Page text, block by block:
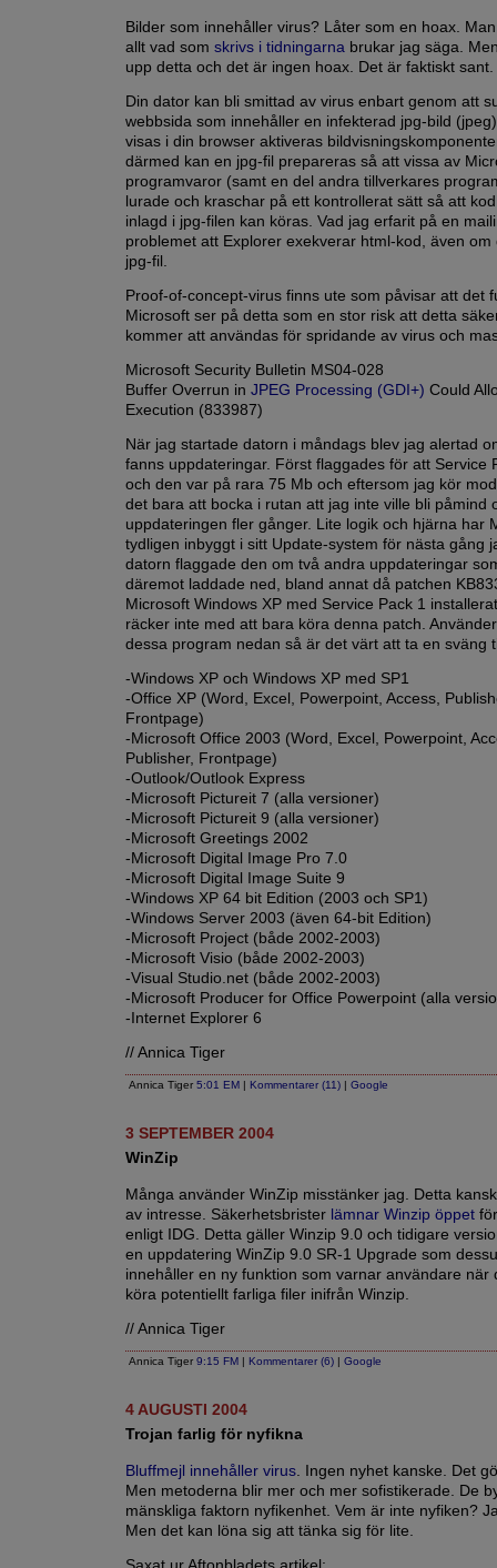
Bilder som innehåller virus? Låter som en hoax.
allt vad som skrivs i tidningarna brukar jag säga.
upp detta och det är ingen hoax. Det är faktiskt sant.
Din dator kan bli smittad av virus enbart genom att
webbsida som innehåller en infekterad jpg-bild
visas i din browser aktiveras
därmed kan en jpg-fil prepareras så att vissa av
programvaror (samt en del andra tillverkares
lurade och kraschar på ett kontrollerat sätt så att
inlagd i jpg-filen kan köras. Vad jag erfarit på en
problemet att Explorer exekverar html-kod, även om
jpg-fil.
Proof-of-concept-virus finns ute som påvisar att det
Microsoft ser på detta som en stor risk att detta
kommer att användas för spridande av virus och
Microsoft Security Bulletin MS04-028
Buffer Overrun in JPEG Processing (GDI+) Could
Execution (833987)
När jag startade datorn i måndags blev jag alertad
fanns uppdateringar. Först flaggades för att Service
och den var på rara 75 Mb och eftersom jag kör
det bara att bocka i rutan att jag inte ville bli påmind
uppdateringen fler gånger. Lite logik och hjärna har
tydligen inbyggt i sitt Update-system för nästa gång
datorn flaggade den om två andra uppdateringar
däremot laddade ned, bland annat då patchen
Microsoft Windows XP med Service Pack 1
räcker inte med att bara köra denna patch.
dessa program nedan så är det värt att ta en sväng
-Windows XP och Windows XP med SP1
-Office XP (Word, Excel, ­Powerpoint, Access,
Frontpage)
-Microsoft Office 2003 (Word, Excel, Powerpoint,
Publisher, Frontpage)
-Outlook/Outlook Express
-Microsoft Pictureit 7 (alla versioner)
-Microsoft Pictureit 9 (alla versioner)
-Microsoft Greetings 2002
-Microsoft Digital Image Pro 7.0
-Microsoft Digital Image Suite 9
-Windows XP 64 bit Edition (2003 och SP1)
-Windows Server 2003 (även 64-bit Edition)
-Microsoft Project (både 2002-2003)
-Microsoft Visio (både 2002-2003)
-Visual Studio.net (både 2002-2003)
-Microsoft Producer for Office Powerpoint (alla
-Internet Explorer 6
// Annica Tiger
Annica Tiger 5:01 EM | Kommentarer (11) | Google
3 SEPTEMBER 2004
WinZip
Många använder WinZip misstänker jag. Detta
av intresse. Säkerhetsbrister lämnar Winzip öppet
enligt IDG. Detta gäller Winzip 9.0 och tidigare
en uppdatering WinZip 9.0 SR-1 Upgrade som
innehåller en ny funktion som varnar användare när
köra potentiellt farliga filer inifrån Winzip.
// Annica Tiger
Annica Tiger 9:15 FM | Kommentarer (6) | Google
4 AUGUSTI 2004
Trojan farlig för nyfikna
Bluffmejl innehåller virus. Ingen nyhet kanske. Det
Men metoderna blir mer och mer sofistikerade. De
mänskliga faktorn nyfikenhet. Vem är inte nyfiken?
Men det kan löna sig att tänka sig för lite.